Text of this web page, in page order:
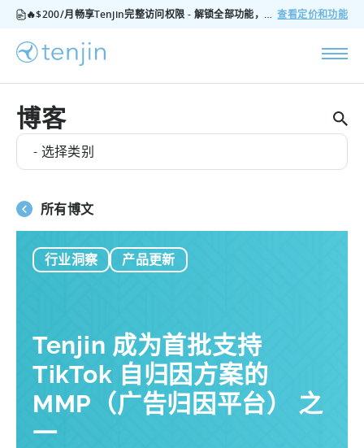
🔥$200/月畅享Tenjin完整访问权限 - 解锁全部功能，无隐藏费用，随时可取消 查看定价和功能
博客
- 选择类别
所有博文
行业洞察 产品更新
Tenjin 成为首批支持
TikTok 自归因方案的
MMP（广告归因平台） 之
一